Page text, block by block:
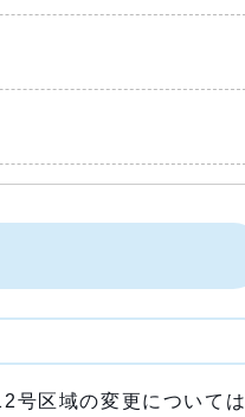
号区域の変更については